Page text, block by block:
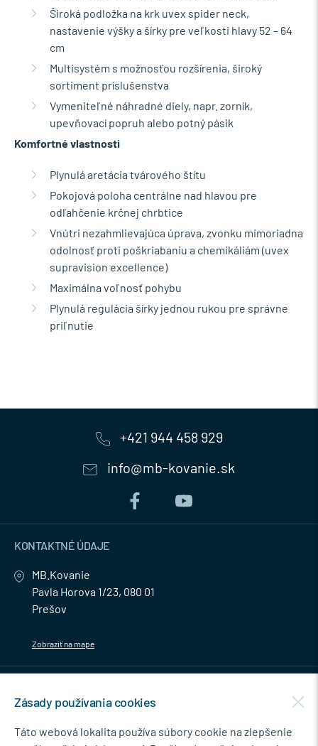
Široká podložka na krk uvex spider neck,
nastavenie výšky a šírky pre veľkosti hlavy 52 – 64
cm
Multisystém s možnosťou rozšírenia, široký
sortiment príslušenstva
Vymeniteľné náhradné diely, napr. zorník,
upevňovací popruh alebo potný pásik
Komfortné vlastnosti
Plynulá aretácia tvárového štítu
Pokojová poloha centrálne nad hlavou pre
odľahčenie krčnej chrbtice
Vnútri nezahmlievajúca úprava, zvonku mimoriadna
odolnosť proti poškriabaniu a chemikáliám (uvex
supravision excellence)
Maximálna voľnosť pohybu
Plynulá regulácia šírky jednou rukou pre správne
priľnutie
+421 944 458 929
info@mb-kovanie.sk
KONTAKTNÉ ÚDAJE
MB.Kovanie
Pavla Horova 1/23, 080 01
Prešov
Zobraziť na mape
NEWSLETTER
Zásady používania cookies
Táto webová lokalita používa súbory cookie na zlepšenie